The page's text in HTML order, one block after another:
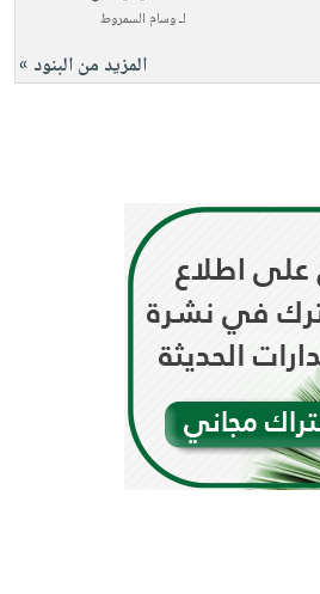
لـوسام السمروط
المزيد من البنود »